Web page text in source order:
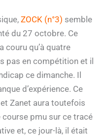
ZOCK (n°3) semble
du 27 octobre. Ce
couru qu’à quatre
pas en compétition et il
ce dimanche. Il
d’expérience. Ce
Zanet aura toutefois
course pmu sur ce tracé
et, ce jour-là, il était